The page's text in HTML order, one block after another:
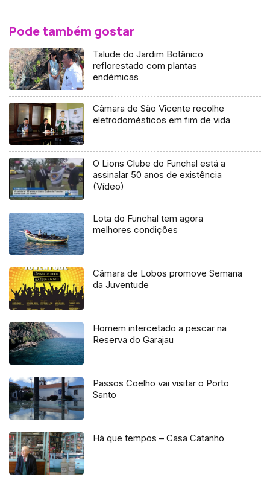
Pode também gostar
Talude do Jardim Botânico
reflorestado com plantas
endémicas
Câmara de São Vicente recolhe
eletrodomésticos em fim de vida
O Lions Clube do Funchal está a
assinalar 50 anos de existência
(Vídeo)
Lota do Funchal tem agora
melhores condições
Câmara de Lobos promove Semana
da Juventude
Homem intercetado a pescar na
Reserva do Garajau
Passos Coelho vai visitar o Porto
Santo
Há que tempos – Casa Catanho